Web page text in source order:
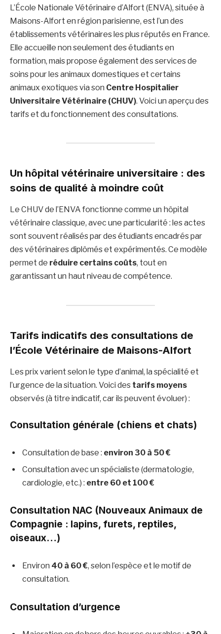
L’École Nationale Vétérinaire d’Alfort (ENVA), située à
Maisons-Alfort en région parisienne, est l’un des
établissements vétérinaires les plus réputés en France.
Elle accueille non seulement des étudiants en
formation, mais propose également des services de
soins pour les animaux domestiques et certains
animaux exotiques via son Centre Hospitalier
Universitaire Vétérinaire (CHUV). Voici un aperçu des
tarifs et du fonctionnement des consultations.
Un hôpital vétérinaire universitaire : des
soins de qualité à moindre coût
Le CHUV de l’ENVA fonctionne comme un hôpital
vétérinaire classique, avec une particularité : les actes
sont souvent réalisés par des étudiants encadrés par
des vétérinaires diplômés et expérimentés. Ce modèle
permet de réduire certains coûts, tout en
garantissant un haut niveau de compétence.
Tarifs indicatifs des consultations de
l’École Vétérinaire de Maisons-Alfort
Les prix varient selon le type d’animal, la spécialité et
l’urgence de la situation. Voici des tarifs moyens
observés (à titre indicatif, car ils peuvent évoluer) :
Consultation générale (chiens et chats)
Consultation de base : environ 30 à 50 €
Consultation avec un spécialiste (dermatologie,
cardiologie, etc.) : entre 60 et 100 €
Consultation NAC (Nouveaux Animaux de
Compagnie : lapins, furets, reptiles,
oiseaux…)
Environ 40 à 60 €, selon l’espèce et le motif de
consultation.
Consultation d’urgence